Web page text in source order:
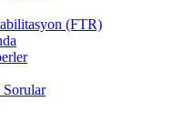
(FTR)
Sorular